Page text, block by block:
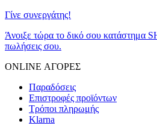
Γίνε συνεργάτης!
Άνοιξε τώρα το δικό σου κατάστημα
πωλήσεις σου.
ONLINE ΑΓΟΡΕΣ
Παραδόσεις
Επιστροφές προϊόντων
Τρόποι πληρωμής
Klarna